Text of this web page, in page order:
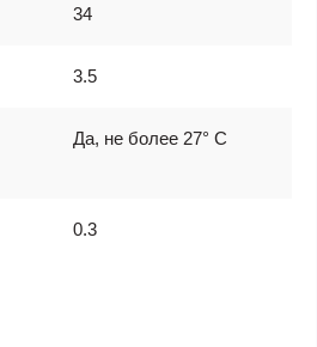
34
3.5
Да, не более 27° С
0.3